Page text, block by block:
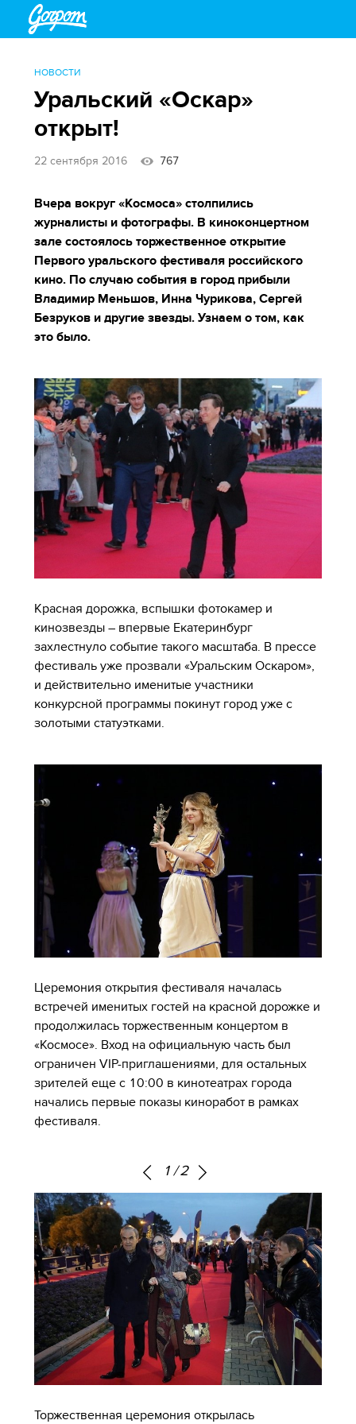
НОВОСТИ
Уральский «Оскар»
открыт!
22 сентября 2016 767
Вчера вокруг «Космоса» столпились
журналисты и фотографы. В киноконцертном
зале состоялось торжественное открытие
Первого уральского фестиваля российского
кино. По случаю события в город прибыли
Владимир Меньшов, Инна Чурикова, Сергей
Безруков и другие звезды. Узнаем о том, как
это было.
Красная дорожка, вспышки фотокамер и
кинозвезды – впервые Екатеринбург
захлестнуло событие такого масштаба. В прессе
фестиваль уже прозвали «Уральским Оскаром»,
и действительно именитые участники
конкурсной программы покинут город уже с
золотыми статуэтками.
Церемония открытия фестиваля началась
встречей именитых гостей на красной дорожке и
продолжилась торжественным концертом в
«Космосе». Вход на официальную часть был
ограничен VIP-приглашениями, для остальных
зрителей еще с 10:00 в кинотеатрах города
начались первые показы киноработ в рамках
фестиваля.
1/2
Торжественная церемония открылась